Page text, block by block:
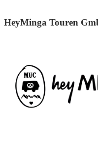
HeyMinga Touren